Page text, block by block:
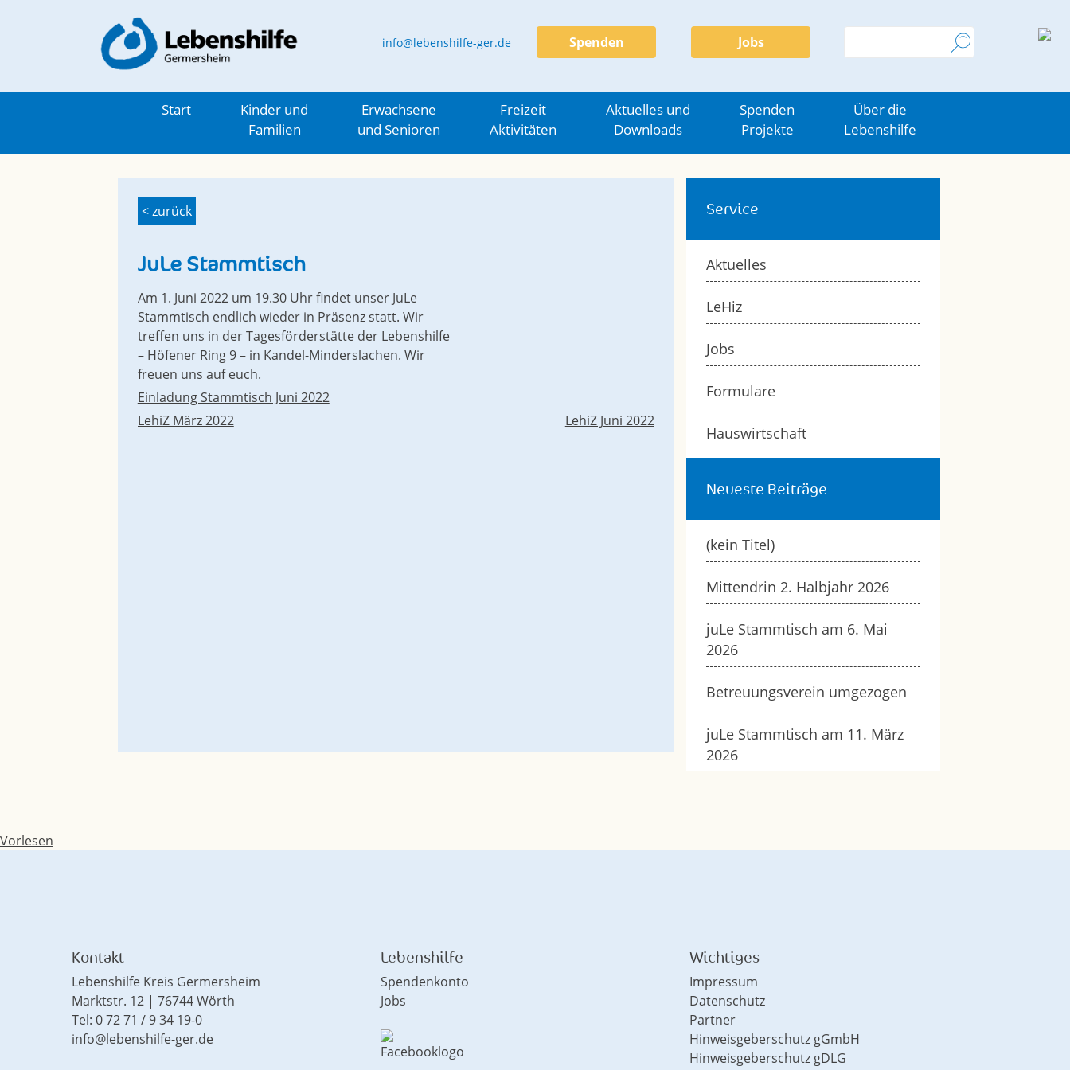
info@lebenshilfe-ger.de Spenden Jobs
Start
Kinder und
Familien
Erwachsene
und Senioren
Freizeit
Aktivitäten
Aktuelles und
Downloads
Spenden
Projekte
Über die
Lebenshilfe
< zurück
JuLe Stammtisch
Am 1. Juni 2022 um 19.30 Uhr findet unser JuLe
Stammtisch endlich wieder in Präsenz statt. Wir
treffen uns in der Tagesförderstätte der Lebenshilfe
– Höfener Ring 9 – in Kandel-Minderslachen. Wir
freuen uns auf euch.
Einladung Stammtisch Juni 2022
Beitragsnavigation
LehiZ März 2022 LehiZ Juni 2022
Service
Aktuelles
LeHiz
Jobs
Formulare
Hauswirtschaft
Neueste Beiträge
(kein Titel)
Mittendrin 2. Halbjahr 2026
juLe Stammtisch am 6. Mai
2026
Betreuungsverein umgezogen
juLe Stammtisch am 11. März
2026
Vorlesen
Kontakt
Lebenshilfe Kreis Germersheim
Marktstr. 12 | 76744 Wörth
Tel: 0 72 71 / 9 34 19-0
info@lebenshilfe-ger.de
Lebenshilfe
Spendenkonto
Jobs
Wichtiges
Impressum
Datenschutz
Partner
Hinweisgeberschutz gGmbH
Hinweisgeberschutz gDLG